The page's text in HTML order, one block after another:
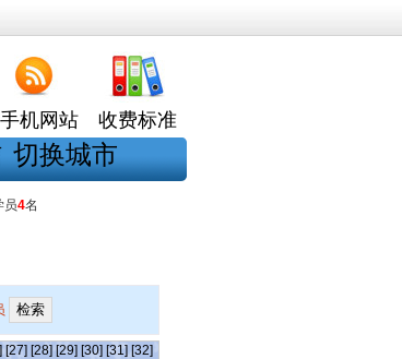
手机网站 收费标准
切换城市
员4名
[27] [28] [29] [30] [31] [32]